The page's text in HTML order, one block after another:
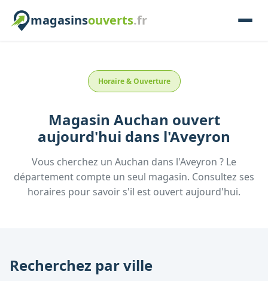
magasinsouverts.fr
Horaire & Ouverture
Magasin Auchan ouvert
aujourd'hui dans l'Aveyron
Vous cherchez un Auchan dans l'Aveyron ? Le
département compte un seul magasin. Consultez ses
horaires pour savoir s'il est ouvert aujourd'hui.
Recherchez par ville